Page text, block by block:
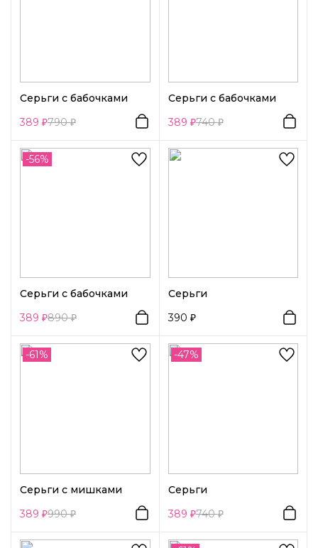
Серьги с бабочками
389
790
Серьги с бабочками
389
740
-56%
Серьги с бабочками
389
890
Серьги
390
-61%
Серьги с мишками
389
990
-47%
Серьги
389
740